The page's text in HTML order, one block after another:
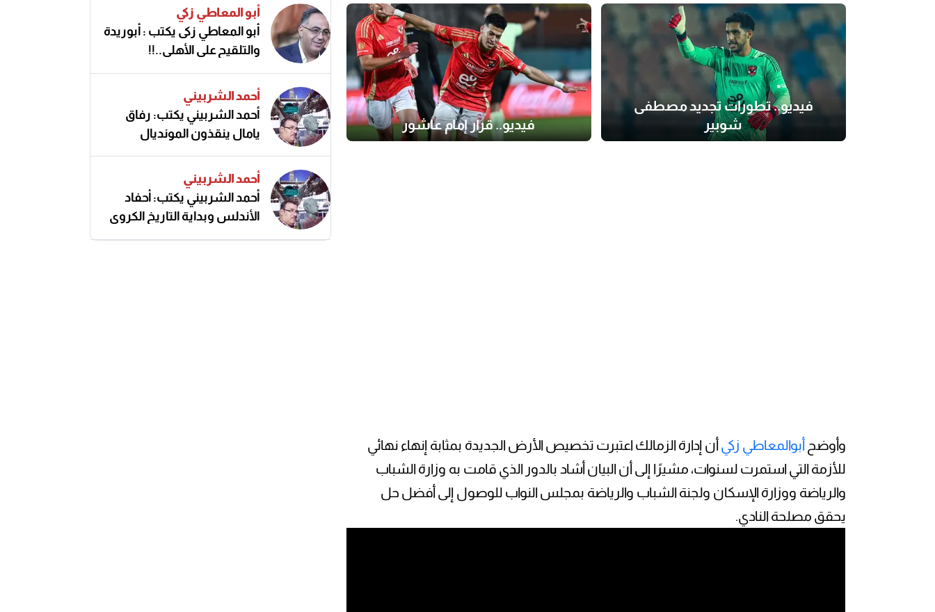
فيديو.. تطورات تجديد مصطفى
شوبير
فيديو.. قرار إمام عاشور
وأوضح أبوالمعاطي زكي أن إدارة الزمالك اعتبرت تخصيص الأرض الجديدة بمثابة إنهاء نهائي
للأزمة التي استمرت لسنوات، مشيرًا إلى أن البيان أشاد بالدور الذي قامت به وزارة الشباب
والرياضة ووزارة الإسكان ولجنة الشباب والرياضة بمجلس النواب للوصول إلى أفضل حل
يحقق مصلحة النادي.
أبو المعاطي زكي
أبو المعاطي زكى يكتب : أبوريدة
والتلقيح على الأهلى..!!
أحمد الشربيني
أحمد الشربيني يكتب: رفاق
يامال ينقذون المونديال
أحمد الشربيني
أحمد الشربيني يكتب: أحفاد
الأندلس وبداية التاريخ الكروي